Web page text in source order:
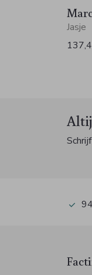
Jasje